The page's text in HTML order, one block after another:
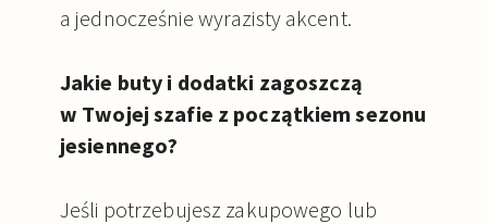
a jednocześnie wyrazisty akcent.
Jakie buty i dodatki zagoszczą
w Twojej szafie z początkiem sezonu
jesiennego?
Jeśli potrzebujesz zakupowego lub